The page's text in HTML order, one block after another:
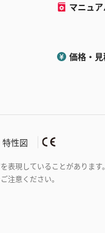
マニュ
価格・見
特性図
表現していることがあります
注意ください。